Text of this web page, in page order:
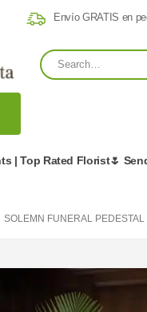
Envío GRATIS en
| Top Rated Florist🌷
SOLEMN FUNERAL PEDESTAL